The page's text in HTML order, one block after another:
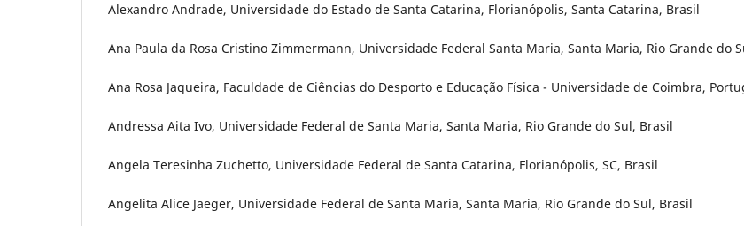
Alexandro Andrade, Universidade do Estado de Santa Catarina, Florianópolis, Santa Catarina, Brasil
Ana Paula da Rosa Cristino Zimmermann, Universidade Federal Santa Maria, Santa Maria, Rio Grande do
Ana Rosa Jaqueira, Faculdade de Ciências do Desporto e Educação Física - Universidade de Coimbra,
Andressa Aita Ivo, Universidade Federal de Santa Maria, Santa Maria, Rio Grande do Sul, Brasil
Angela Teresinha Zuchetto, Universidade Federal de Santa Catarina, Florianópolis, SC, Brasil
Angelita Alice Jaeger, Universidade Federal de Santa Maria, Santa Maria, Rio Grande do Sul, Brasil